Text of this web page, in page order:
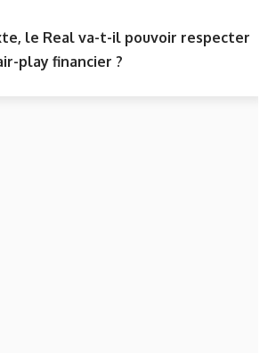
le Real va-t-il pouvoir respecter
play financier ?